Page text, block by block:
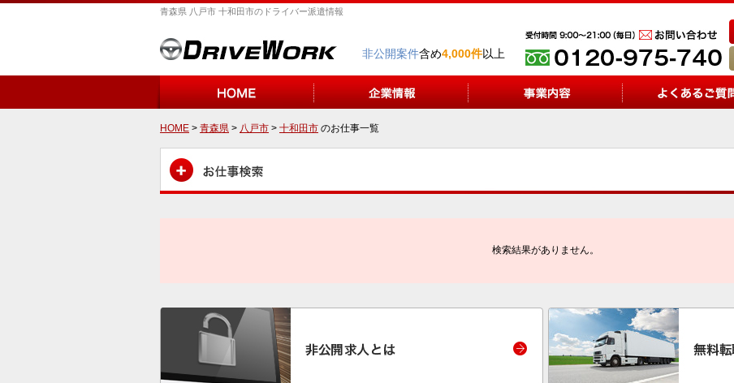
青森県 八戸市 十和田市のドライバー派遣情報
非公開案件含め4,000件以上
HOME > 青森県 > 八戸市 > 十和田市 のお仕事一覧
検索結果がありません。